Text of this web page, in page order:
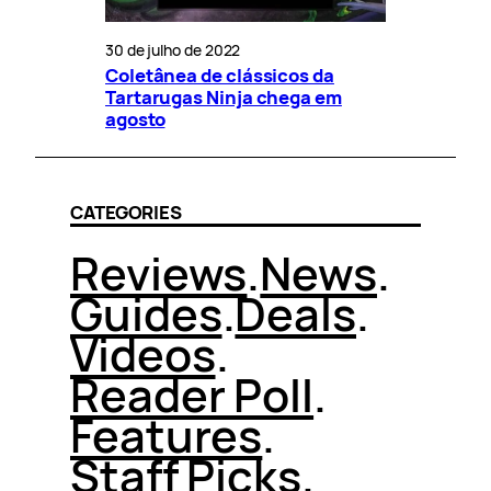
30 de julho de 2022
Coletânea de clássicos da
Tartarugas Ninja chega em
agosto
CATEGORIES
Reviews.News.
Guides.Deals.
Videos.
Reader Poll.
Features.
Staff Picks.